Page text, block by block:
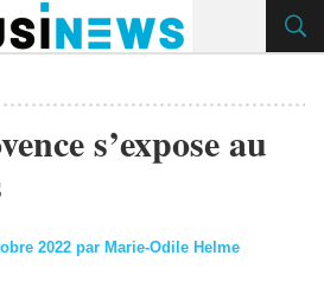
s’expose au
2022 par Marie-Odile Helme